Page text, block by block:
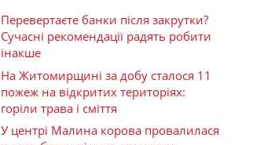
Перевертаєте банки після закрутки?
Сучасні рекомендації радять робити
інакше
На Житомирщині за добу сталося 11
пожеж на відкритих територіях:
горіли трава і сміття
У центрі Малина корова провалилася